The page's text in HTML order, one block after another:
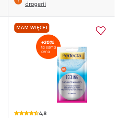
drogerii
MAM WIĘCEJ
4,8